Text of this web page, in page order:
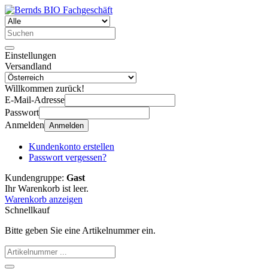
Einstellungen
Versandland
Willkommen zurück!
E-Mail-Adresse
Passwort
Anmelden Anmelden
Kundenkonto erstellen
Passwort vergessen?
Kundengruppe: Gast
Ihr Warenkorb ist leer.
Warenkorb anzeigen
Schnellkauf
Bitte geben Sie eine Artikelnummer ein.